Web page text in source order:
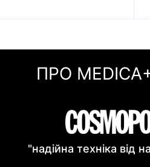
ПРО
"надійна техніка від